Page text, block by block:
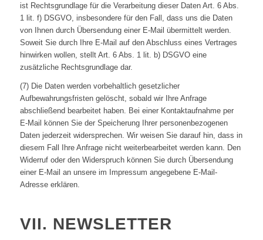
ist Rechtsgrundlage für die Verarbeitung dieser Daten Art. 6 Abs.
1 lit. f) DSGVO, insbesondere für den Fall, dass uns die Daten
von Ihnen durch Übersendung einer E-Mail übermittelt werden.
Soweit Sie durch Ihre E-Mail auf den Abschluss eines Vertrages
hinwirken wollen, stellt Art. 6 Abs. 1 lit. b) DSGVO eine
zusätzliche Rechtsgrundlage dar.
(7) Die Daten werden vorbehaltlich gesetzlicher
Aufbewahrungsfristen gelöscht, sobald wir Ihre Anfrage
abschließend bearbeitet haben. Bei einer Kontaktaufnahme per
E-Mail können Sie der Speicherung Ihrer personenbezogenen
Daten jederzeit widersprechen. Wir weisen Sie darauf hin, dass in
diesem Fall Ihre Anfrage nicht weiterbearbeitet werden kann. Den
Widerruf oder den Widerspruch können Sie durch Übersendung
einer E-Mail an unsere im Impressum angegebene E-Mail-
Adresse erklären.
VII. NEWSLETTER